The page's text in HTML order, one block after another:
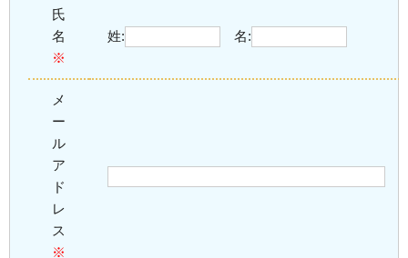
氏
名
※
姓: 名:
メ
ー
ル
ア
ド
レ
ス
※